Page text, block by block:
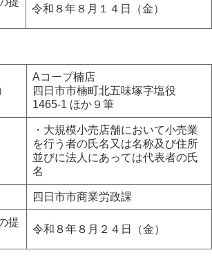
令和８年８月１４日（金）
Aコープ楠店
四日市市楠町北五味塚字塩役
1465-1 ほか９筆
・大規模小売店舗において小売業
を行う者の氏名又は名称及び住所
並びに法人にあっては代表者の氏
名
四日市市商業労政課
提
令和８年８月２４日（金）